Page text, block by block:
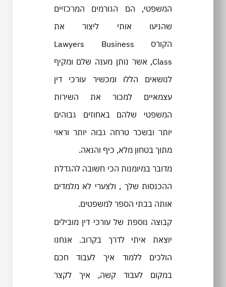
המשפטי, הם הגורמים המרכזיים
שהניעו אותי ליצור את
הקורס Lawyers Business
Class, אשר נותן מענה שלם ומקיף
לנושאים הללו ומכשיר עורכי דין
עצמאיים למכור את השירות
המשפטי שלהם באחוזים גבוהים
יותר ובשכר טרחה גבוה יותר וראוי
מתוך בטחון מלא, כיף והנאה.
מדובר במיומנות הכי חשובה להגדלת
ההכנסות שלך , ולצערי לא מלמדים
אותה בבתי הספר למשפטים.
קבוצה נוספת של עורכי דין מובילים
יוצאת איתי לדרך בקרוב. אנחנו
הולכים ללמוד איך לעבוד חכם
במקום לעבוד קשה, איך לקצר